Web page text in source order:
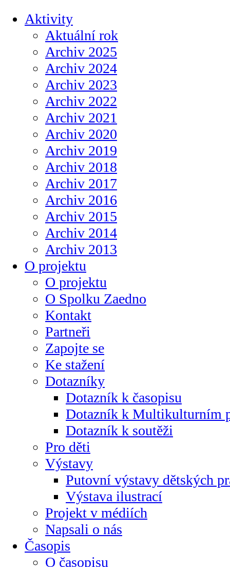
Aktivity
Aktuální rok
Archiv 2025
Archiv 2024
Archiv 2023
Archiv 2022
Archiv 2021
Archiv 2020
Archiv 2019
Archiv 2018
Archiv 2017
Archiv 2016
Archiv 2015
Archiv 2014
Archiv 2013
O projektu
O projektu
O Spolku Zaedno
Kontakt
Partneři
Zapojte se
Ke stažení
Dotazníky
Dotazník k časopisu
Dotazník k Multikulturním
Dotazník k soutěži
Pro děti
Výstavy
Putovní výstavy dětských
Výstava ilustrací
Projekt v médiích
Napsali o nás
Časopis
O časopisu